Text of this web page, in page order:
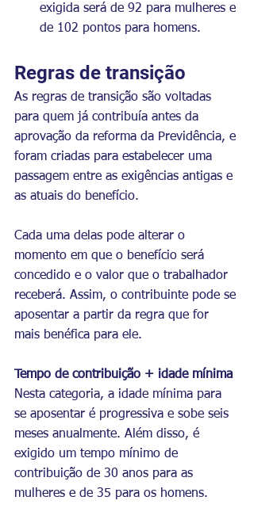
exigida será de 92 para mulheres e
de 102 pontos para homens.
Regras de transição
As regras de transição são voltadas
para quem já contribuía antes da
aprovação da reforma da Previdência, e
foram criadas para estabelecer uma
passagem entre as exigências antigas e
as atuais do benefício.
Cada uma delas pode alterar o
momento em que o benefício será
concedido e o valor que o trabalhador
receberá. Assim, o contribuinte pode se
aposentar a partir da regra que for
mais benéfica para ele.
Tempo de contribuição + idade mínima
Nesta categoria, a idade mínima para
se aposentar é progressiva e sobe seis
meses anualmente. Além disso, é
exigido um tempo mínimo de
contribuição de 30 anos para as
mulheres e de 35 para os homens.